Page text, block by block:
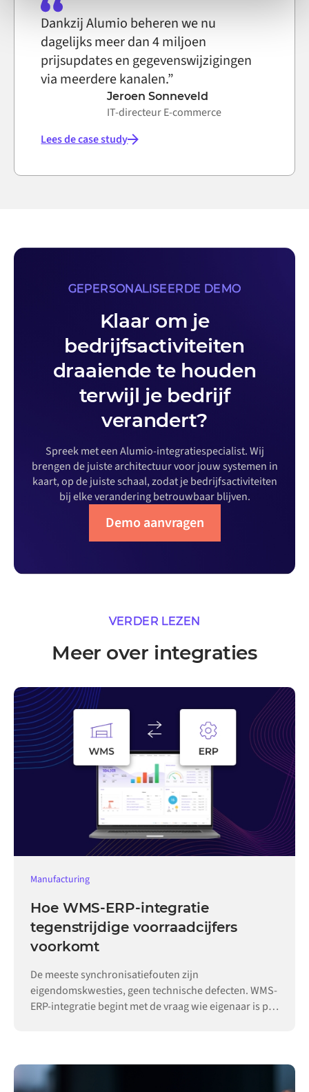
Dankzij Alumio beheren we nu
dagelijks meer dan 4 miljoen
prijsupdates en gegevenswijzigingen
via meerdere kanalen.”
Jeroen Sonneveld
IT-directeur E-commerce
Lees de case study
GEPERSONALISEERDE DEMO
Klaar om je
bedrijfsactiviteiten
draaiende te houden
terwijl je bedrijf
verandert?
Spreek met een Alumio-integratiespecialist. Wij
brengen de juiste architectuur voor jouw systemen in
kaart, op de juiste schaal, zodat je bedrijfsactiviteiten
bij elke verandering betrouwbaar blijven.
Demo aanvragen
VERDER LEZEN
Meer over integraties
Manufacturing
Hoe WMS-ERP-integratie
tegenstrijdige voorraadcijfers
voorkomt
De meeste synchronisatiefouten zijn
eigendomskwesties, geen technische defecten. WMS-
ERP-integratie begint met de vraag wie eigenaar is per